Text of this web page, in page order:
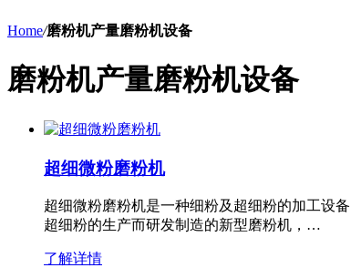
Home/磨粉机产量磨粉机设备
磨粉机产量磨粉机设备
超细微粉磨粉机
超细微粉磨粉机是一种细粉及超细粉的加工设
超细粉的生产而研发制造的新型磨粉机，…
了解详情